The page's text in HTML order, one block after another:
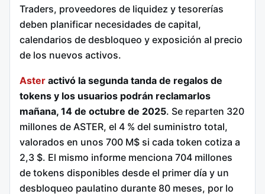
Traders, proveedores de liquidez y tesorerías
deben planificar necesidades de capital,
calendarios de desbloqueo y exposición al precio
de los nuevos activos.
Aster activó la segunda tanda de regalos de
tokens y los usuarios podrán reclamarlos
mañana, 14 de octubre de 2025. Se reparten 320
millones de ASTER, el 4 % del suministro total,
valorados en unos 700 M$ si cada token cotiza a
2,3 $. El mismo informe menciona 704 millones
de tokens disponibles desde el primer día y un
desbloqueo paulatino durante 80 meses, por lo